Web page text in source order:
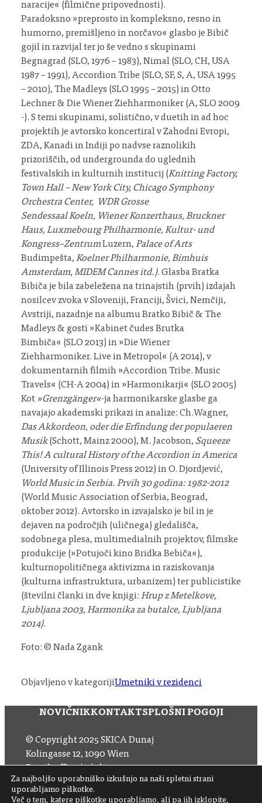
naracije« (filmične pripovednosti).
Paradoksno »preprosto in kompleksno, resno in
humorno, premišljeno in norčavo« glasbo je Bibič
gojil in razvijal ter jo še vedno s skupinami
Begnagrad (SLO, 1976 – 1983), Nimal (SLO, CH, USA
1987 – 1991), Accordion Tribe (SLO, SF, S, A, USA 1995
– 2010), The Madleys (SLO 1995 – 2015) in Otto
Lechner & Die Wiener Ziehharmoniker (A, SLO 2009
-). S temi skupinami, solistično, v duetih in ad hoc
projektih je avtorsko koncertiral v Zahodni Evropi,
ZDA, Kanadi in Indiji po nadvse raznolikih
prizoriščih, od undergrounda do uglednih
festivalskih in kulturnih institucij (Knitting Factory,
Town Hall – New York City, Chicago Symphony
Orchestra Center, WDR Grosse
Sendessaal Koeln, Wiener Konzerthaus, Bruckner
Haus, Luxmebourg Philharmonie, Kultur- und
Kongress–ZentrumLuzern,Palace of Arts
Budimpešta,Koelner Philharmonie, Bimhuis
Amsterdam, MIDEM Cannes itd.). Glasba Bratka
Bibiča je bila zabeležena na trinajstih (prvih) izdajah
nosilcev zvoka v Sloveniji, Franciji, Švici, Nemčiji,
Avstriji, nazadnje na albumu Bratko Bibič & The
Madleys & gosti »Kabinet čudes Brutka
Bimbiča« (SLO 2013) in »Die Wiener
Ziehharmoniker. Live in Metropol« (A 2014), v
dokumentarnih filmih »Accordion Tribe. Music
Travels« (CH-A 2004) in »Harmonikarji« (SLO 2005)
Kot »Grenzgänger«-ja harmonikarske glasbe ga
navajajo akademski prikazi in analize: Ch.Wagner,
Das Akkordeon, oder die Erfindung der populaeren
Musik(Schott, Mainz 2000), M. Jacobson, Squeeze
This! A cultural History of the Accordion in America
(University of Illinois Press 2012) in O. Djordjević,
World Music in Serbia. Prvih 30 godina: 1982-2012
(World Music Association of Serbia, Beograd,
oktober 2012). Avtorsko in izvajalsko je bil in je
dejaven na področjih (uličnega) gledališča,
sodobnega plesa, multimedialnih projektov, filmske
produkcije (»Potujoči kino Bridka Bebiča«),
kulturnopolitičnega aktivizma in raziskovanja
(kulturna infrastruktura, urbanizem) ter publicistike
(številni članki in dve knjigi: Hrup z Metelkove,
Ljubljana 2003, Harmonika za butalce, Ljubljana
2014).
Foto: © Nada Zgank
Objavljeno v kategorijiUmetniki v rezidenci
Za najboljšo uporabniško izkušnjo na naši spletni strani
uporabljamo piškotke.
Več o tem, katere piškotke uporabljamo, ali pa jih izklopite,
NOVIČNIKKONTAKTSPLOŠNI POGOJI
© Copyright 2025 SKICA Dunaj
Kolingasse 12, 1090 Wien
Email: office (at) skica.at
Tel+43 1 319 11 60 33